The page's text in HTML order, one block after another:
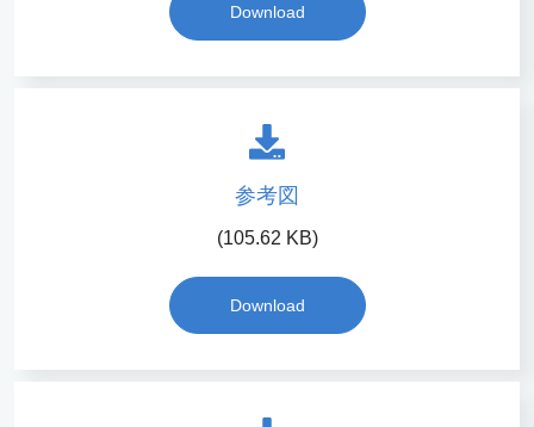
Download
参考図
(105.62 KB)
Download